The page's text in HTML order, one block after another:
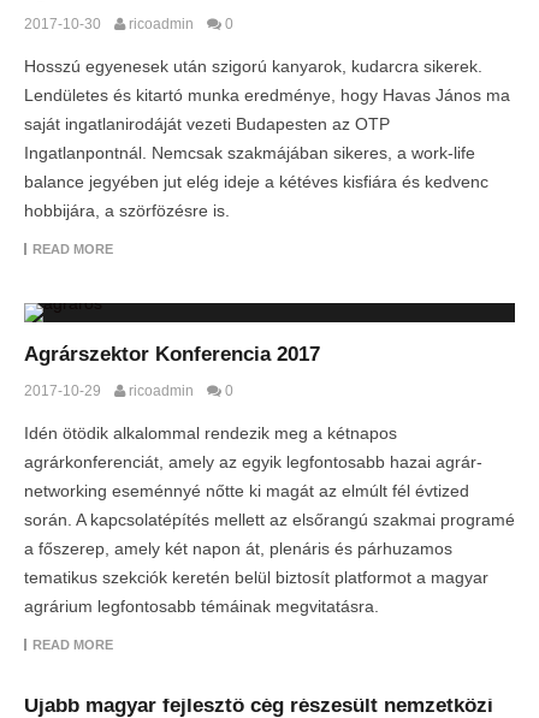
2017-10-30 ricoadmin 0
Hosszú egyenesek után szigorú kanyarok, kudarcra sikerek.
Lendületes és kitartó munka eredménye, hogy Havas János ma
saját ingatlanirodáját vezeti Budapesten az OTP
Ingatlanpontnál. Nemcsak szakmájában sikeres, a work-life
balance jegyében jut elég ideje a kétéves kisfiára és kedvenc
hobbijára, a szörfözésre is.
READ MORE
Agrárszektor Konferencia 2017
2017-10-29 ricoadmin 0
Idén ötödik alkalommal rendezik meg a kétnapos
agrárkonferenciát, amely az egyik legfontosabb hazai agrár-
networking eseménnyé nőtte ki magát az elmúlt fél évtized
során. A kapcsolatépítés mellett az elsőrangú szakmai programé
a főszerep, amely két napon át, plenáris és párhuzamos
tematikus szekciók keretén belül biztosít platformot a magyar
agrárium legfontosabb témáinak megvitatásra.
READ MORE
Újabb magyar fejlesztő cég részesült nemzetközi